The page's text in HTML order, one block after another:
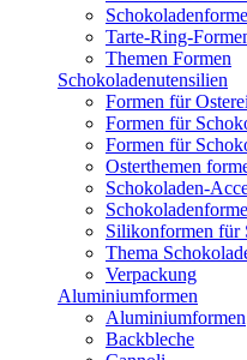
Tarte-Ring-
Themen Formen
Schokoladenutensilien
Formen für
Formen für
Formen für
Osterthemen
Schokoladen-
Silikonformen für
Thema
Verpackung
Aluminiumformen
Aluminiumformen
Backbleche